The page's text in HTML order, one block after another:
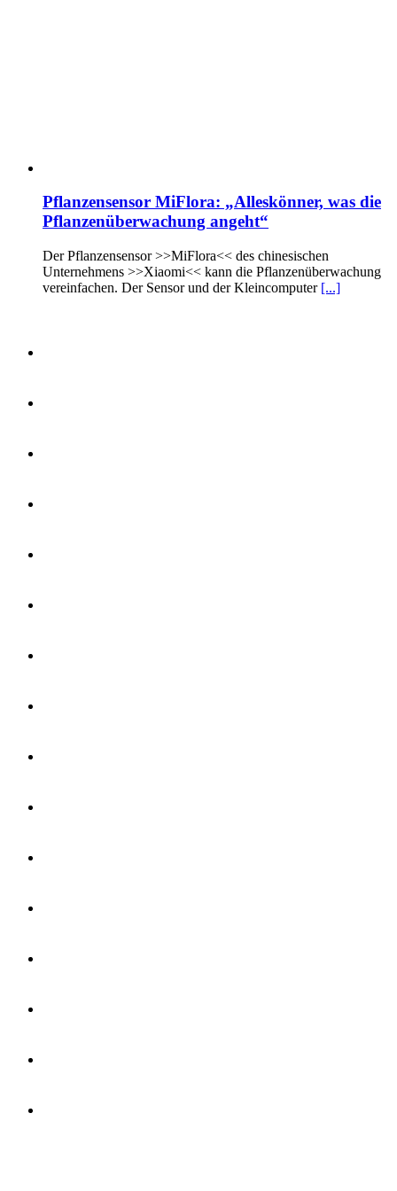
Pflanzensensor MiFlora: „Alleskönner, was die
Pflanzenüberwachung angeht“
Der Pflanzensensor >>MiFlora<< des chinesischen
Unternehmens >>Xiaomi<< kann die Pflanzenüberwachung
vereinfachen. Der Sensor und der Kleincomputer [...]